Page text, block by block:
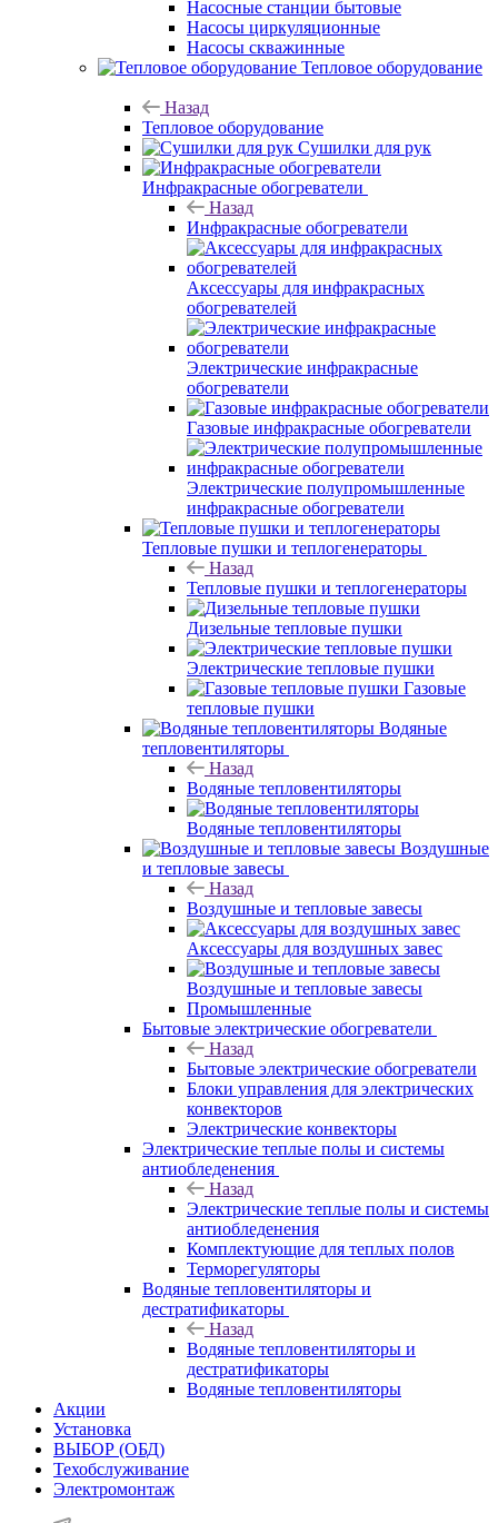
Насосные станции бытовые
Насосы циркуляционные
Насосы скважинные
Тепловое оборудование
Назад
Тепловое оборудование
Сушилки для рук
Инфракрасные обогреватели
Назад
Инфракрасные обогреватели
Аксессуары для инфракрасных
обогревателей
Электрические инфракрасные
обогреватели
Газовые инфракрасные обогреватели
Электрические полупромышленные
инфракрасные обогреватели
Тепловые пушки и теплогенераторы
Назад
Тепловые пушки и теплогенераторы
Дизельные тепловые пушки
Электрические тепловые пушки
Газовые
тепловые пушки
Водяные
тепловентиляторы
Назад
Водяные тепловентиляторы
Водяные тепловентиляторы
Воздушные
и тепловые завесы
Назад
Воздушные и тепловые завесы
Аксессуары для воздушных завес
Воздушные и тепловые завесы
Промышленные
Бытовые электрические обогреватели
Назад
Бытовые электрические обогреватели
Блоки управления для электрических
конвекторов
Электрические конвекторы
Электрические теплые полы и системы
антиобледенения
Назад
Электрические теплые полы и системы
антиобледенения
Комплектующие для теплых полов
Терморегуляторы
Водяные тепловентиляторы и
дестратификаторы
Назад
Водяные тепловентиляторы и
дестратификаторы
Водяные тепловентиляторы
Акции
Установка
ВЫБОР (ОБД)
Техобслуживание
Электромонтаж